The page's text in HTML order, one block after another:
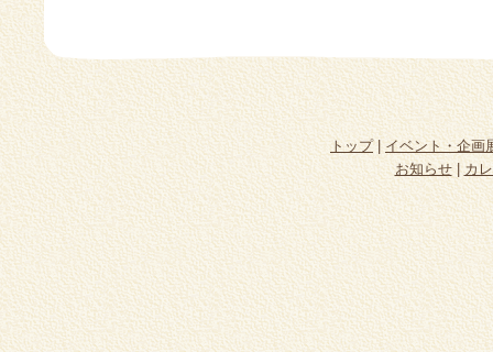
トップ|イベント・企画
お知らせ|カ